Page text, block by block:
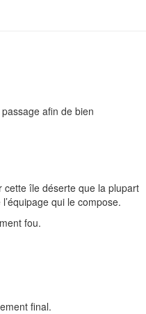
afin de bien
cette île déserte que la plupart
qui le compose.
fou.
final.